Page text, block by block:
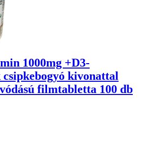
1000mg +D3-
kivonattal
filmtabletta 100 db